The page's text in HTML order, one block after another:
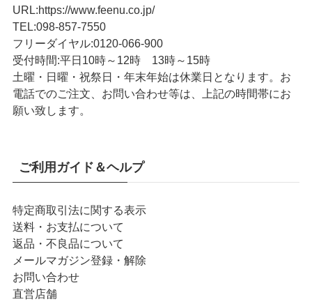
URL:https://www.feenu.co.jp/
TEL:098-857-7550
フリーダイヤル:0120-066-900
受付時間:平日10時～12時 13時～15時
土曜・日曜・祝祭日・年末年始は休業日となります。お
電話でのご注文、お問い合わせ等は、上記の時間帯にお
願い致します。
ご利用ガイド＆ヘルプ
特定商取引法に関する表示
送料・お支払について
返品・不良品について
メールマガジン登録・解除
お問い合わせ
直営店舗